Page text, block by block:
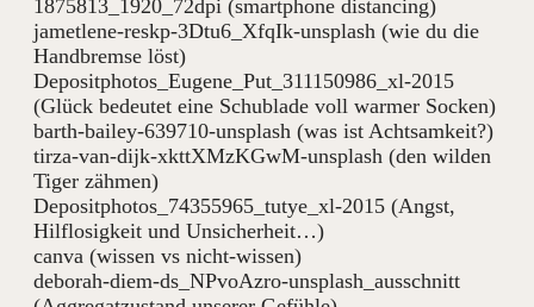
1875813_1920_72dpi (smartphone distancing)
jametlene-reskp-3Dtu6_XfqIk-unsplash (wie du die
Handbremse löst)
Depositphotos_Eugene_Put_311150986_xl-2015
(Glück bedeutet eine Schublade voll warmer Socken)
barth-bailey-639710-unsplash (was ist Achtsamkeit?)
tirza-van-dijk-xkttXMzKGwM-unsplash (den wilden
Tiger zähmen)
Depositphotos_74355965_tutye_xl-2015 (Angst,
Hilflosigkeit und Unsicherheit…)
canva (wissen vs nicht-wissen)
deborah-diem-ds_NPvoAzro-unsplash_ausschnitt